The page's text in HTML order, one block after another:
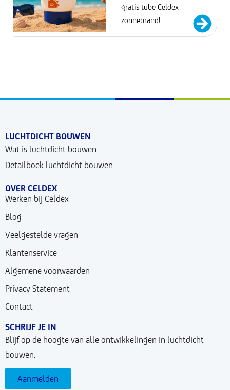
gratis tube Celdex
zonnebrand!
LUCHTDICHT BOUWEN
Wat is luchtdicht bouwen
Detailboek luchtdicht bouwen
OVER CELDEX
Werken bij Celdex
Blog
Veelgestelde vragen
Klantenservice
Algemene voorwaarden
Privacy Statement
Contact
SCHRIJF JE IN
Blijf op de hoogte van alle ontwikkelingen in luchtdicht
bouwen.
Aanmelden